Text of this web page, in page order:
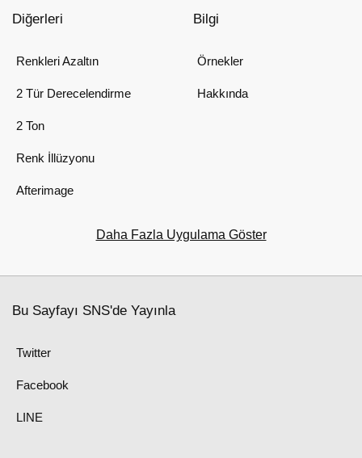
Diğerleri
Renkleri Azaltın
2 Tür Derecelendirme
2 Ton
Renk İllüzyonu
Afterimage
Bilgi
Örnekler
Hakkında
Daha Fazla Uygulama Göster
Bu Sayfayı SNS'de Yayınla
Twitter
Facebook
LINE